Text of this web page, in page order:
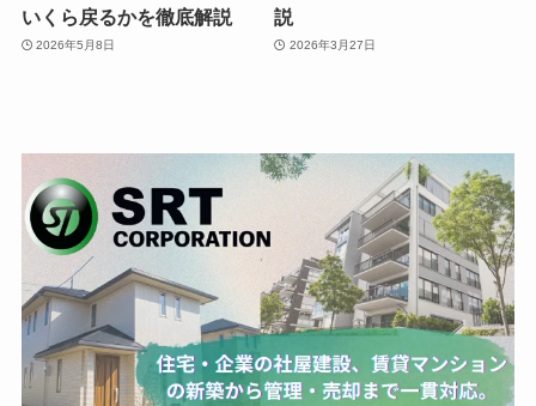
いくら戻るかを徹底解説
2026年5月8日
説
2026年3月27日